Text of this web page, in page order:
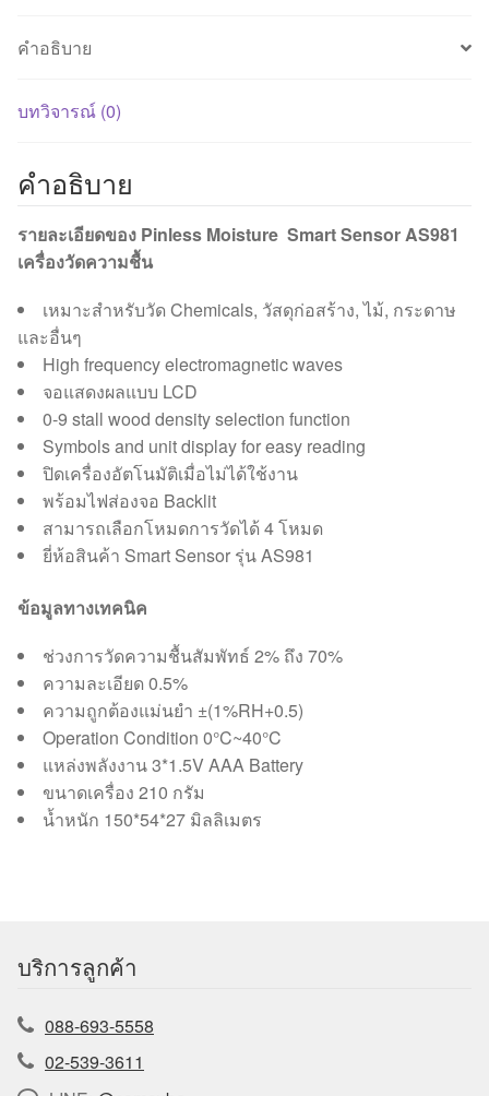
คำอธิบาย
บทวิจารณ์ (0)
คำอธิบาย
รายละเอียดของ Pinless Moisture Smart Sensor AS981
เครื่องวัดความชื้น
เหมาะสำหรับวัด Chemicals, วัสดุก่อสร้าง, ไม้, กระดาษ
และอื่นๆ
High frequency electromagnetic waves
จอแสดงผลแบบ LCD
0-9 stall wood density selection function
Symbols and unit display for easy reading
ปิดเครื่องอัตโนมัติเมื่อไม่ได้ใช้งาน
พร้อมไฟส่องจอ Backlit
สามารถเลือกโหมดการวัดได้ 4 โหมด
ยี่ห้อสินค้า Smart Sensor รุ่น AS981
ข้อมูลทางเทคนิค
ช่วงการวัดความชื้นสัมพัทธ์ 2% ถึง 70%
ความละเอียด 0.5%
ความถูกต้องแม่นยำ ±(1%RH+0.5)
Operation Condition 0°C~40°C
แหล่งพลังงาน 3*1.5V AAA Battery
ขนาดเครื่อง 210 กรัม
น้ำหนัก 150*54*27 มิลลิเมตร
บริการลูกค้า
088-693-5558
02-539-3611